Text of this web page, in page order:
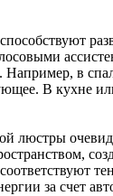
в
В кухне
люстры
за счет